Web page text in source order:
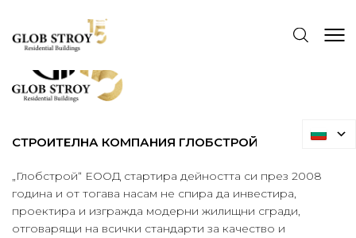
СТРОИТЕЛНА КОМПАНИЯ ГЛОБСТРОЙ
„Глобстрой“ ЕООД стартира дейността си през 2008
година и от тогава насам не спира да инвестира,
проектира и изгражда модерни жилищни сгради,
отговарящи на всички стандарти за качество и